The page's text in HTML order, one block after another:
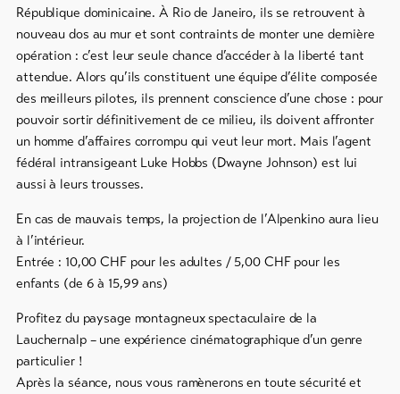
République dominicaine. À Rio de Janeiro, ils se retrouvent à
nouveau dos au mur et sont contraints de monter une dernière
opération : c’est leur seule chance d’accéder à la liberté tant
attendue. Alors qu’ils constituent une équipe d’élite composée
des meilleurs pilotes, ils prennent conscience d’une chose : pour
pouvoir sortir définitivement de ce milieu, ils doivent affronter
un homme d’affaires corrompu qui veut leur mort. Mais l’agent
fédéral intransigeant Luke Hobbs (Dwayne Johnson) est lui
aussi à leurs trousses.
En cas de mauvais temps, la projection de l’Alpenkino aura lieu
à l’intérieur.
Entrée : 10,00 CHF pour les adultes / 5,00 CHF pour les
enfants (de 6 à 15,99 ans)
Profitez du paysage montagneux spectaculaire de la
Lauchernalp – une expérience cinématographique d’un genre
particulier !
Après la séance, nous vous ramènerons en toute sécurité et